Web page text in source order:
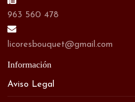
963 560 478
licoresbouquet@gmail.com
Información
Aviso Legal